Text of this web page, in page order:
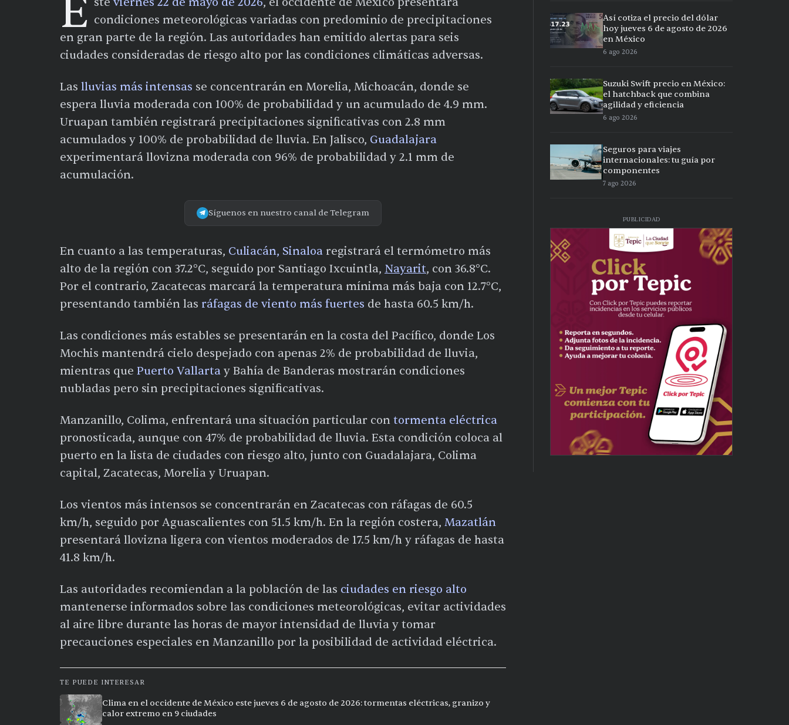
E condiciones meteorológicas variadas con predominio de precipitaciones
en gran parte de la región. Las autoridades han emitido alertas para seis
ciudades consideradas de riesgo alto por las condiciones climáticas adversas.
Las lluvias más intensas se concentrarán en Morelia, Michoacán, donde se
espera lluvia moderada con 100% de probabilidad y un acumulado de 4.9 mm.
Uruapan también registrará precipitaciones significativas con 2.8 mm
acumulados y 100% de probabilidad de lluvia. En Jalisco, Guadalajara
experimentará llovizna moderada con 96% de probabilidad y 2.1 mm de
acumulación.
Síguenos en nuestro canal de Telegram
En cuanto a las temperaturas, Culiacán, Sinaloa registrará el termómetro más
alto de la región con 37.2°C, seguido por Santiago Ixcuintla, Nayarit, con 36.8°C.
Por el contrario, Zacatecas marcará la temperatura mínima más baja con 12.7°C,
presentando también las ráfagas de viento más fuertes de hasta 60.5 km/h.
Las condiciones más estables se presentarán en la costa del Pacífico, donde Los
Mochis mantendrá cielo despejado con apenas 2% de probabilidad de lluvia,
mientras que Puerto Vallarta y Bahía de Banderas mostrarán condiciones
nubladas pero sin precipitaciones significativas.
Manzanillo, Colima, enfrentará una situación particular con tormenta eléctrica
pronosticada, aunque con 47% de probabilidad de lluvia. Esta condición coloca al
puerto en la lista de ciudades con riesgo alto, junto con Guadalajara, Colima
capital, Zacatecas, Morelia y Uruapan.
Los vientos más intensos se concentrarán en Zacatecas con ráfagas de 60.5
km/h, seguido por Aguascalientes con 51.5 km/h. En la región costera, Mazatlán
presentará llovizna ligera con vientos moderados de 17.5 km/h y ráfagas de hasta
41.8 km/h.
Las autoridades recomiendan a la población de las ciudades en riesgo alto
mantenerse informados sobre las condiciones meteorológicas, evitar actividades
al aire libre durante las horas de mayor intensidad de lluvia y tomar
precauciones especiales en Manzanillo por la posibilidad de actividad eléctrica.
TE PUEDE INTERESAR
Clima en el occidente de México este jueves 6 de agosto de 2026: tormentas eléctricas, granizo y
calor extremo en 9 ciudades
Así cotiza el precio del dólar
hoy jueves 6 de agosto de 2026
en México
6 ago 2026
Suzuki Swift precio en México:
el hatchback que combina
agilidad y eficiencia
6 ago 2026
Seguros para viajes
internacionales: tu guía por
componentes
7 ago 2026
PUBLICIDAD